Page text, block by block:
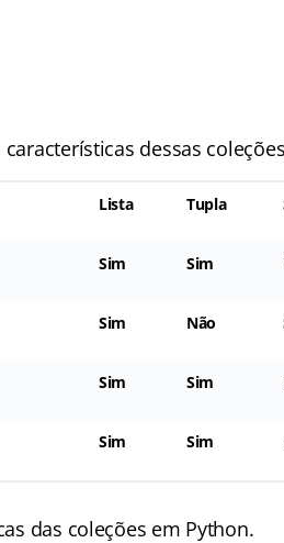
dessas
Lista Tupla
Sim Sim
Sim Não
Sim Sim
Sim Sim
das coleções em Python.